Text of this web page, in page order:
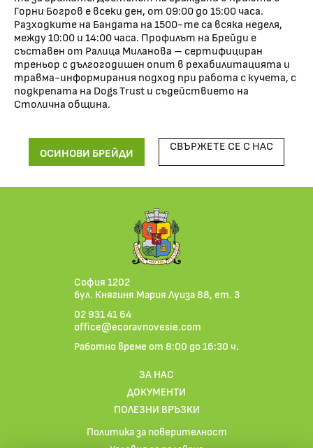
Горни Богров е всеки ден, от 09:00 до 15:00 часа.
Разходките на Бандата на 1500-те са всяка неделя,
между 10:00 и 14:00 часа. Профилът на Брейди е
съставен от Ралица Миланова – сертифициран
треньор с дългогодишен опит в рехабилитацията и
травма-информирания подход при работа с кучета, с
подкрепата на Dogs Trust и съдействието на
Столична община.
ОСИНОВИ БРЕЙДИ СВЪРЖЕТЕ СЕ С НАС
София 1202
бул. Княгиня Мария Луиза 88, ет. 3
02 931 41 64
office@ecoravnovesie.com
Работно време от 8:00 до 16:30 ч.
ЗА НАС
ДОКУМЕНТИ
ПОЛЕЗНИ ВРЪЗКИ
Политика за поверителност